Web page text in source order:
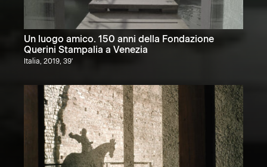
Un luogo amico. 150 anni della Fondazione
Querini Stampalia a Venezia
Italia, 2019, 39'